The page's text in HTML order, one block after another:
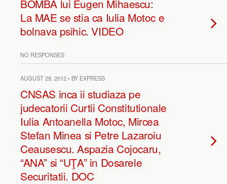
BOMBA lui Eugen Mihaescu:
La MAE se stia ca Iulia Motoc e
bolnava psihic. VIDEO
NO RESPONSES
AUGUST 29, 2012 • BY EXPRESS
CNSAS inca ii studiaza pe
judecatorii Curtii Constitutionale
Iulia Antoanella Motoc, Mircea
Stefan Minea si Petre Lazaroiu
Ceausescu. Aspazia Cojocaru,
“ANA” si “UŢA” in Dosarele
Securitatii. DOC